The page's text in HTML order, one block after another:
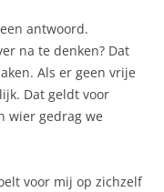
antwoord.
na te denken? Dat
Als er geen vrije
Dat geldt voor
wier gedrag we
voor mij op zichzelf